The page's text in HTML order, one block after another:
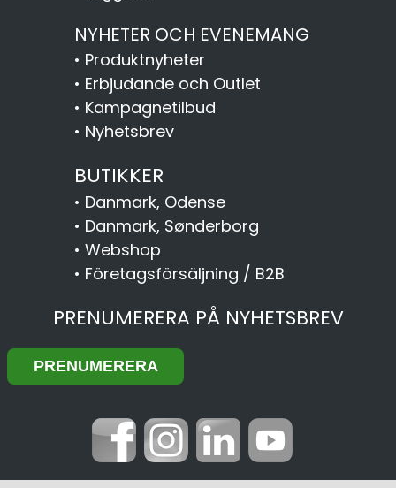
NYHETER OCH EVENEMANG
• Produktnyheter
• Erbjudande och Outlet
• Kampagnetilbud
• Nyhetsbrev
BUTIKKER
• Danmark, Odense
• Danmark, Sønderborg
• Webshop
• Företagsförsäljning / B2B
PRENUMERERA PÅ NYHETSBREV